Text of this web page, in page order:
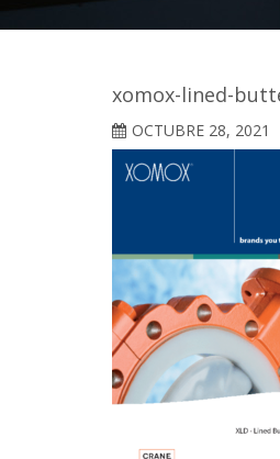
xomox-lined-
OCTUBRE 28, 2021